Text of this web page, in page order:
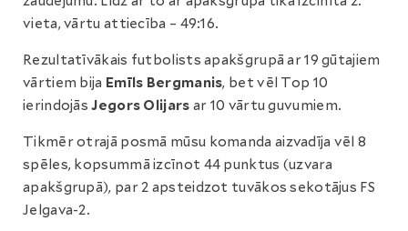
vieta, vārtu attiecība – 49:16.
Rezultatīvākais futbolists apakšgrupā ar 19 gūtajiem
vārtiem bija Emīls Bergmanis, bet vēl Top 10
ierindojāsJegors Olijars ar 10 vārtu guvumiem.
Tikmēr otrajā posmā mūsu komanda aizvadīja vēl 8
spēles, kopsummā izcīnot 44 punktus (uzvara
apakšgrupā), par 2 apsteidzot tuvākos sekotājus FS
Jelgava-2.